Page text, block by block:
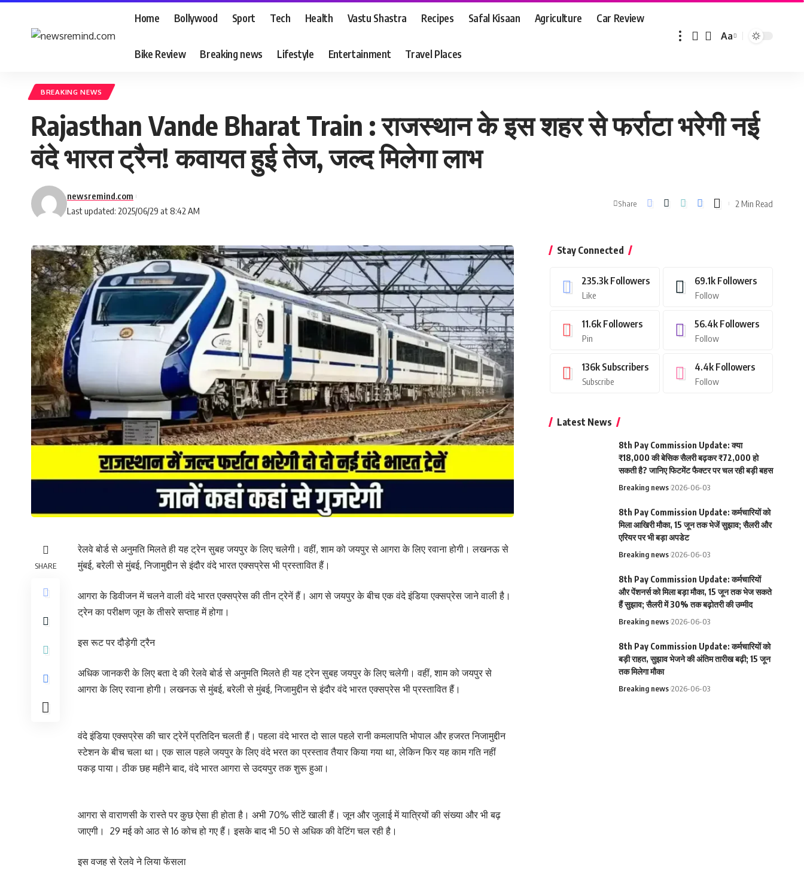
Home Bollywood Sport Tech Health Vastu Shastra Recipes Safal Kisaan Agriculture Car Review
Bike Review Breaking news Lifestyle Entertainment Travel Places
Font
Aa
BREAKING NEWS
Rajasthan Vande Bharat Train : राजस्थान के इस शहर से फर्राटा भरेगी नई
वंदे भारत ट्रैन! कवायत हुई तेज, जल्द मिलेगा लाभ
Last updated: 2025/06/29 at 8:42 AM
newsremind.com
Share 2 Min Read
SHARE
रेलवे बोर्ड से अनुमति मिलते ही यह ट्रेन सुबह जयपुर के लिए चलेगी। वहीं, शाम को जयपुर से आगरा के लिए रवाना होगी। लखनऊ से
मुंबई, बरेली से मुंबई, निजामुद्दीन से इंदौर वंदे भारत एक्सप्रेस भी प्रस्तावित हैं।
आगरा के डिवीजन में चलने वाली वंदे भारत एक्सप्रेस की तीन ट्रेनें हैं। आग से जयपुर के बीच एक वंदे इंडिया एक्सप्रेस जाने वाली है।
ट्रेन का परीक्षण जून के तीसरे सप्ताह में होगा।
इस रूट पर दौड़ेगी ट्रैन
अधिक जानकरी के लिए बता दे की रेलवे बोर्ड से अनुमति मिलते ही यह ट्रेन सुबह जयपुर के लिए चलेगी। वहीं, शाम को जयपुर से
आगरा के लिए रवाना होगी। लखनऊ से मुंबई, बरेली से मुंबई, निजामुद्दीन से इंदौर वंदे भारत एक्सप्रेस भी प्रस्तावित हैं।
वंदे इंडिया एक्सप्रेस की चार ट्रेनें प्रतिदिन चलती हैं। पहला वंदे भारत दो साल पहले रानी कमलापति भोपाल और हजरत निजामुद्दीन
स्टेशन के बीच चला था। एक साल पहले जयपुर के लिए वंदे भरत का प्रस्ताव तैयार किया गया था, लेकिन फिर यह काम गति नहीं
पकड़ पाया। ठीक छह महीने बाद, वंदे भारत आगरा से उदयपुर तक शुरू हुआ।
आगरा से वाराणसी के रास्ते पर कुछ ऐसा ही होता है। अभी 70% सीटें खाली हैं। जून और जुलाई में यात्रियों की संख्या और भी बढ़
जाएगी। 29 मई को आठ से 16 कोच हो गए हैं। इसके बाद भी 50 से अधिक की वेटिंग चल रही है।
इस वजह से रेलवे ने लिया फेंसला
Stay Connected
235.3k Followers
Like
69.1k Followers
Follow
11.6k Followers
Pin
56.4k Followers
Follow
136k Subscribers
Subscribe
4.4k Followers
Follow
Latest News
8th Pay Commission Update: क्या
₹18,000 की बेसिक सैलरी बढ़कर ₹72,000 हो
सकती है? जानिए फिटमेंट फैक्टर पर चल रही बड़ी बहस
Breaking news 2026-06-03
8th Pay Commission Update: कर्मचारियों को
मिला आखिरी मौका, 15 जून तक भेजें सुझाव; सैलरी और
एरियर पर भी बड़ा अपडेट
Breaking news 2026-06-03
8th Pay Commission Update: कर्मचारियों
और पेंशनर्स को मिला बड़ा मौका, 15 जून तक भेज सकते
हैं सुझाव; सैलरी में 30% तक बढ़ोतरी की उम्मीद
Breaking news 2026-06-03
8th Pay Commission Update: कर्मचारियों को
बड़ी राहत, सुझाव भेजने की अंतिम तारीख बढ़ी; 15 जून
तक मिलेगा मौका
Breaking news 2026-06-03